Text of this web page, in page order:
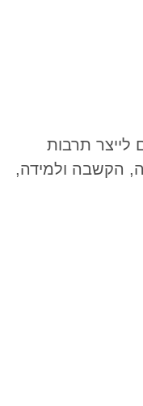
לייצר תרבות
הקשבה ולמידה,